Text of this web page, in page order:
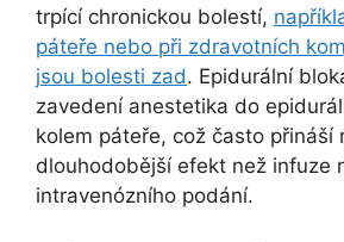
trpící chronickou bolestí,
páteře nebo při zdravotních
jsou bolesti zad. Epidurální
zavedení anestetika do
kolem páteře, což často přináší
dlouhodobější efekt než infuze
intravenózního podání.